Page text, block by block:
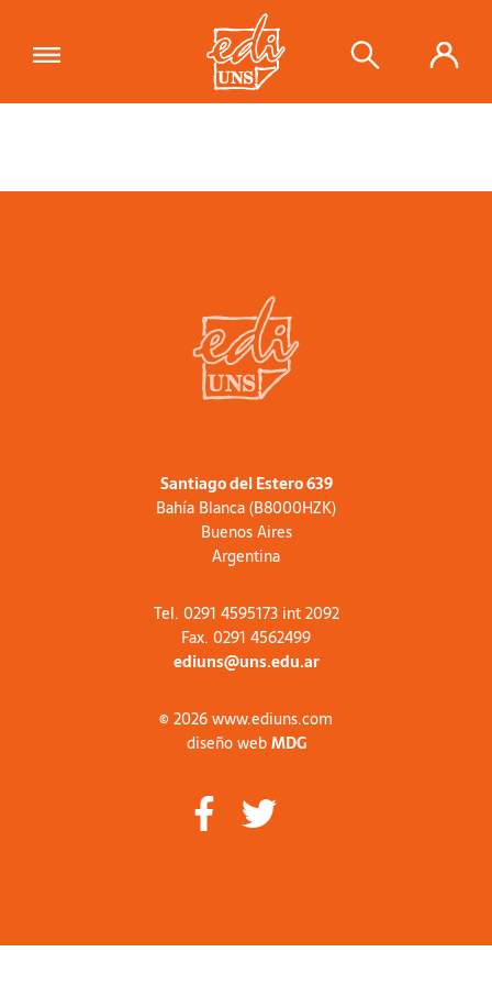
Santiago del Estero 639
Bahía Blanca (B8000HZK)
Buenos Aires
Argentina
Tel. 0291 4595173 int 2092
Fax. 0291 4562499
ediuns@uns.edu.ar
© 2026 www.ediuns.com
diseño webMDG